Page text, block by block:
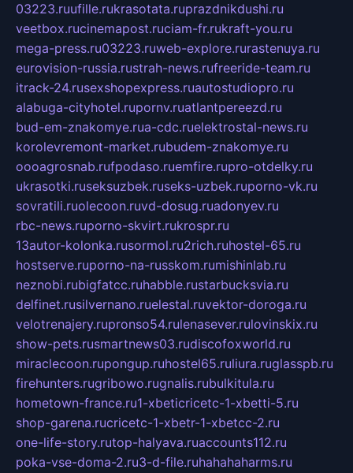
03223.ruufille.rukrasotata.ruprazdnikdushi.ru
veetbox.rucinemapost.ruciam-fr.rukraft-you.ru
mega-press.ru03223.ruweb-explore.rurastenuya.ru
eurovision-russia.rustrah-news.rufreeride-team.ru
itrack-24.rusexshopexpress.ruautostudiopro.ru
alabuga-cityhotel.rupornv.ruatlantpereezd.ru
bud-em-znakomye.rua-cdc.ruelektrostal-news.ru
korolevremont-market.rubudem-znakomye.ru
oooagrosnab.rufpodaso.ruemfire.rupro-otdelky.ru
ukrasotki.ruseksuzbek.ruseks-uzbek.ruporno-vk.ru
sovratili.ruolecoon.ruvd-dosug.ruadonyev.ru
rbc-news.ruporno-skvirt.rukrospr.ru
13autor-kolonka.rusormol.ru2rich.ruhostel-65.ru
hostserve.ruporno-na-russkom.rumishinlab.ru
neznobi.rubigfatcc.ruhabble.rustarbucksvia.ru
delfinet.rusilvernano.ruelestal.ruvektor-doroga.ru
velotrenajery.rupronso54.rulenasever.rulovinskix.ru
show-pets.rusmartnews03.rudiscofoxworld.ru
miraclecoon.rupongup.ruhostel65.ruliura.ruglasspb.ru
firehunters.rugribowo.rugnalis.rubulkitula.ru
hometown-france.ru1-xbeticricetc-1-xbetti-5.ru
shop-garena.rucricetc-1-xbetr-1-xbetcc-2.ru
one-life-story.rutop-halyava.ruaccounts112.ru
poka-vse-doma-2.ru3-d-file.ruhahahaharms.ru